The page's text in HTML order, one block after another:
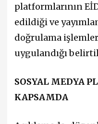
platformlarının
edildiği ve
doğrulama
uygulandığı
SOSYAL MEDYA
KAPSAMDA